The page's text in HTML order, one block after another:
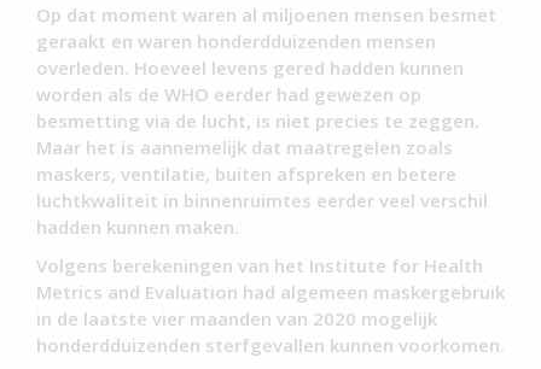
Op dat moment waren al miljoenen mensen besmet
geraakt en waren honderdduizenden mensen
overleden. Hoeveel levens gered hadden kunnen
worden als de WHO eerder had gewezen op
besmetting via de lucht, is niet precies te zeggen.
Maar het is aannemelijk dat maatregelen zoals
maskers, ventilatie, buiten afspreken en betere
luchtkwaliteit in binnenruimtes eerder veel verschil
hadden kunnen maken.
Volgens berekeningen van het Institute for Health
Metrics and Evaluation had algemeen maskergebruik
in de laatste vier maanden van 2020 mogelijk
honderdduizenden sterfgevallen kunnen voorkomen.